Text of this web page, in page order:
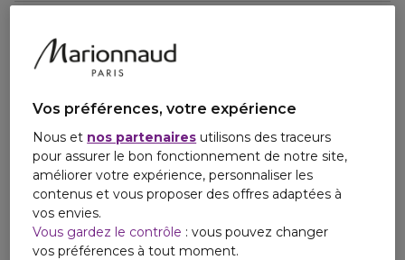
Vos préférences, votre expérience
Nous et nos partenaires utilisons des traceurs
pour assurer le bon fonctionnement de notre site,
améliorer votre expérience, personnaliser les
contenus et vous proposer des offres adaptées à
vos envies.
Vous gardez le contrôle : vous pouvez changer
vos préférences à tout moment.